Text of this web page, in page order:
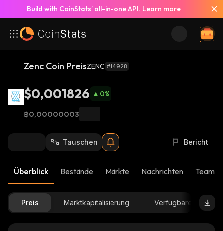
Build with CoinStats’ all-in-one API. Learn more
Zenc Coin PreisZENC #14928
$0,001826 0%
฿0,00000003
Tauschen Bericht
Überblick Bestände Märkte Nachrichten Team-
Preis Marktkapitalisierung Verfügbare Menge